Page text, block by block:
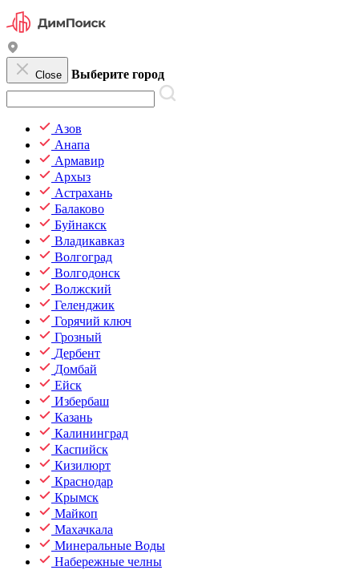
Close Выберите город
Азов
Анапа
Армавир
Архыз
Астрахань
Балаково
Буйнакск
Владикавказ
Волгоград
Волгодонск
Волжский
Геленджик
Горячий ключ
Грозный
Дербент
Домбай
Ейск
Избербаш
Казань
Калининград
Каспийск
Кизилюрт
Краснодар
Крымск
Майкоп
Махачкала
Минеральные Воды
Набережные челны